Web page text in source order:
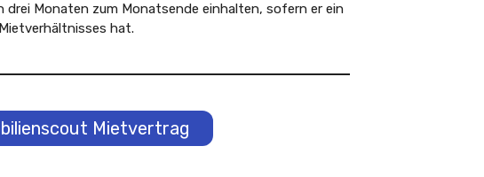
Monaten zum Monatsende einhalten, sofern er ein
hat.
Mietvertrag